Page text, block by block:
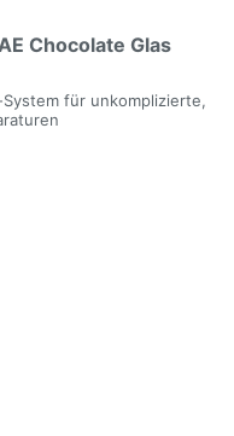
Chocolate Glas
für unkomplizierte,